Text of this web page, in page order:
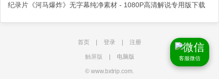
纪录片《河马爆炸》无字幕纯净素材 - 1080P高清解说专用版下载
客服微信
首页 登录 注册
触屏版 电脑版
© www.bxtrip.com.